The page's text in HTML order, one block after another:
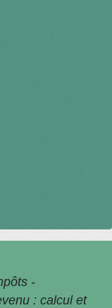
-
: calcul et